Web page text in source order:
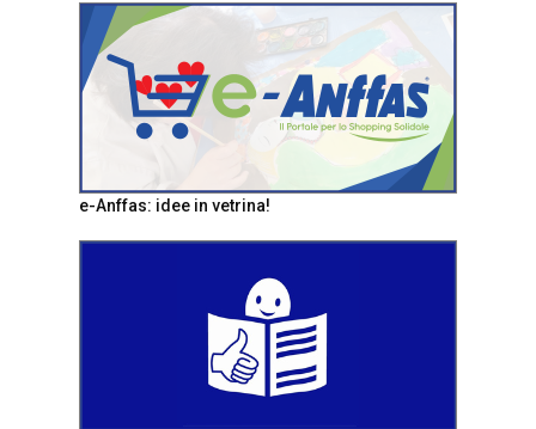
e-Anffas: idee in vetrina!